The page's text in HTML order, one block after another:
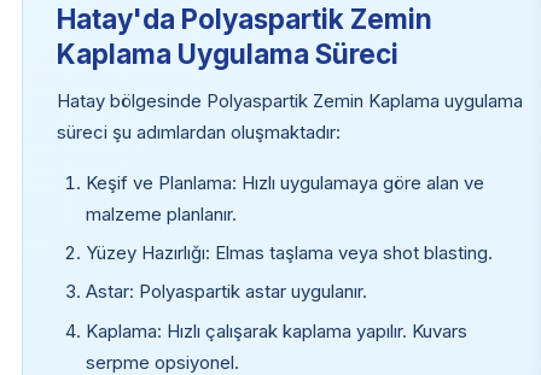
Hatay'da Polyaspartik Zemin
Kaplama Uygulama Süreci
Hatay bölgesinde Polyaspartik Zemin Kaplama uygulama
süreci şu adımlardan oluşmaktadır:
Keşif ve Planlama: Hızlı uygulamaya göre alan ve
malzeme planlanır.
Yüzey Hazırlığı: Elmas taşlama veya shot blasting.
Astar: Polyaspartik astar uygulanır.
Kaplama: Hızlı çalışarak kaplama yapılır. Kuvars
serpme opsiyonel.